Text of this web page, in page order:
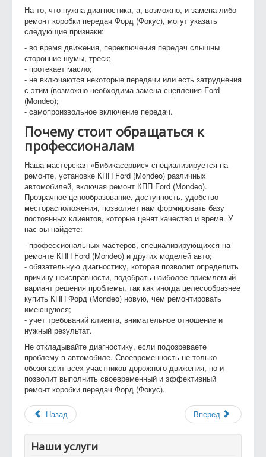
На то, что нужна диагностика, а, возможно, и замена либо
ремонт коробки передач Форд (Фокус), могут указать
следующие признаки:
- во время движения, переключения передач слышны
сторонние шумы, треск;
- протекает масло;
- не включаются некоторые передачи или есть затруднения
с этим (возможно необходима замена сцепления Ford
(Mondeo);
- самопроизвольное включение передач.
Почему стоит обращаться к
профессионалам
Наша мастерская «Бибикасервис» специализируется на
ремонте, установке КПП Ford (Mondeo) различных
автомобилей, включая ремонт КПП Ford (Mondeo).
Прозрачное ценообразование, доступность, удобство
месторасположения, позволяет нам формировать базу
постоянных клиентов, которые ценят качество и время. У
нас вы найдете:
- профессиональных мастеров, специализирующихся на
ремонте КПП Ford (Mondeo) и других моделей авто;
- обязательную диагностику, которая позволит определить
причину неисправности, подобрать наиболее приемлемый
вариант решения проблемы, так как иногда целесообразнее
купить КПП Форд (Mondeo) новую, чем ремонтировать
имеющуюся;
- учет требований клиента, внимательное отношение и
нужный результат.
Не откладывайте диагностику, если подозреваете
проблему в автомобиле. Своевременность не только
обезопасит всех участников дорожного движения, но и
позволит выполнить своевременный и эффективный
ремонт коробки передач Форд (Фокус).
Назад Вперед
Наши услуги